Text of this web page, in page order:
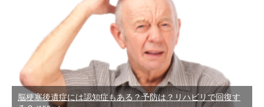
脳梗塞後遺症には認知症もある？予防は？リハビリで回復す